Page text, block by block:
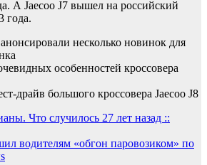
А Jaecoo J7 вышел на российский
года.
несколько новинок для
особенностей кроссовера
драйв большого кроссовера Jaecoo J8
Что случилось 27 лет назад ::
водителям «обгон паровозиком» по